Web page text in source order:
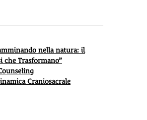
nella natura: il
che Trasformano”
Craniosacrale